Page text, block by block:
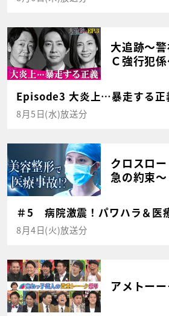
大追跡～
Ｃ強行犯
Episode3 大炎上…暴走する正
8月5日(水)放送分
クロスロ
急の約束～
＃5 病院激震！パワハラ＆医
8月4日(火)放送分
アメトーー